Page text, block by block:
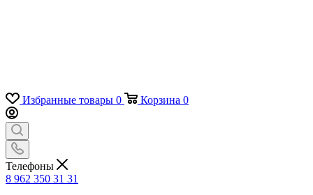
Избранные товары 0 Корзина 0
Телефоны
8 962 350 31 31